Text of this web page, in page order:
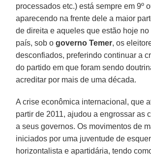
processados etc.) está sempre em 9º
aparecendo na frente dele a maior
de direita e aqueles que estão hoje
país, sob ogoverno Temer, os
desconfiados, preferindo continuar a
do partido em que foram sendo
acreditar por mais de uma década.
A crise econômica internacional, que
partir de 2011, ajudou a engrossar as
a seus governos. Os movimentos de
iniciados por uma juventude de
horizontalista e apartidária, tendo